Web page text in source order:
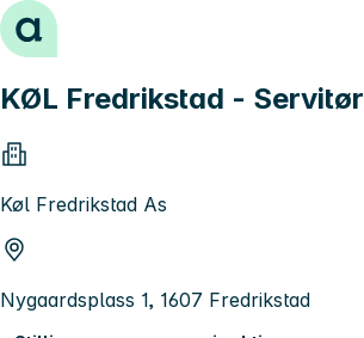
Hopp til innhold
KØL Fredrikstad - Servitør
Køl Fredrikstad As
Nygaardsplass 1, 1607 Fredrikstad